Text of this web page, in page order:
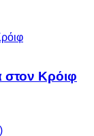
στον Κρόιφ